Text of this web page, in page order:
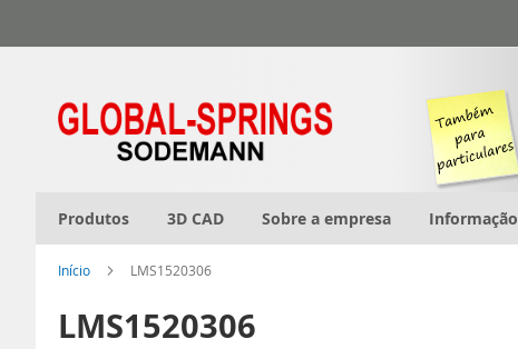
para
Produtos 3D CAD Sobre a empresa Informação
Início LMS1520306
LMS1520306